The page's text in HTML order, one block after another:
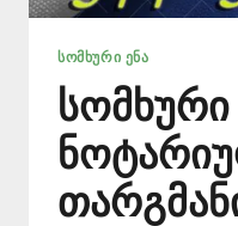
ᲡᲝᲛᲮᲣᲠᲘ ᲔᲜᲐ
სომხური